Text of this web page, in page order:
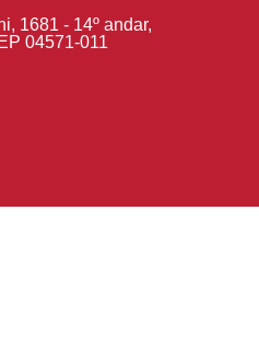
1681 - 14º andar,
04571-011